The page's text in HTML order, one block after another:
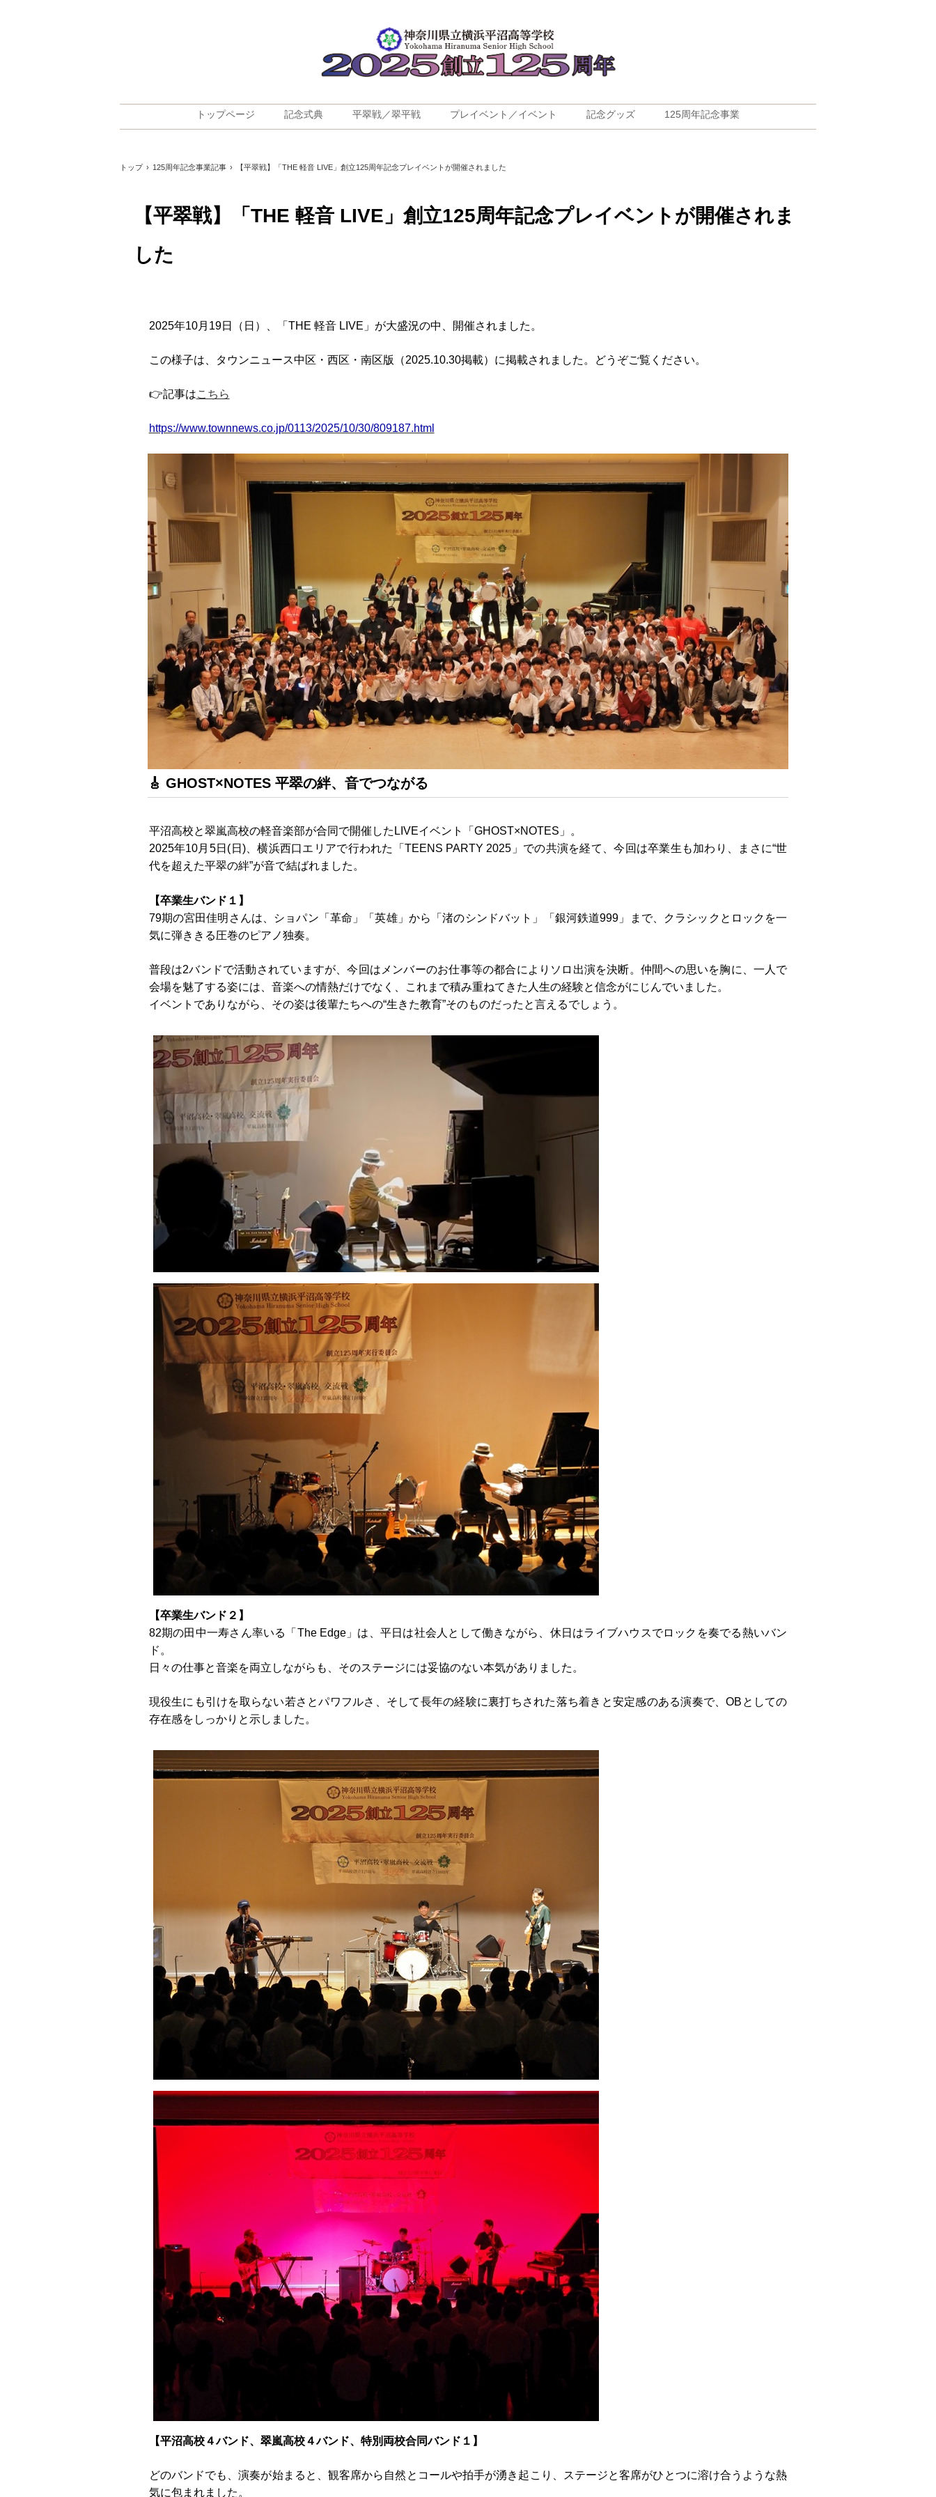
トップページ 記念式典 平翠戦／翠平戦 プレイベント／イベント 記念グッズ 125周年記念事業
トップ › 125周年記念事業記事 › 【平翠戦】「THE 軽音 LIVE」創立125周年記念プレイベントが開催されました
【平翠戦】「THE 軽音 LIVE」創立125周年記念プレイベントが開催されま
した
2025年10月19日（日）、「THE 軽音 LIVE」が大盛況の中、開催されました。
この様子は、タウンニュース中区・西区・南区版（2025.10.30掲載）に掲載されました。どうぞご覧ください。
👉記事はこちら
https://www.townnews.co.jp/0113/2025/10/30/809187.html
🎸 GHOST×NOTES 平翠の絆、音でつながる
平沼高校と翠嵐高校の軽音楽部が合同で開催したLIVEイベント「GHOST×NOTES」。
2025年10月5日(日)、横浜西口エリアで行われた「TEENS PARTY 2025」での共演を経て、今回は卒業生も加わり、まさに“世
代を超えた平翠の絆”が音で結ばれました。
【卒業生バンド１】
79期の宮田佳明さんは、ショパン「革命」「英雄」から「渚のシンドバット」「銀河鉄道999」まで、クラシックとロックを一
気に弾ききる圧巻のピアノ独奏。
普段は2バンドで活動されていますが、今回はメンバーのお仕事等の都合によりソロ出演を決断。仲間への思いを胸に、一人で
会場を魅了する姿には、音楽への情熱だけでなく、これまで積み重ねてきた人生の経験と信念がにじんでいました。
イベントでありながら、その姿は後輩たちへの“生きた教育”そのものだったと言えるでしょう。
【卒業生バンド２】
82期の田中一寿さん率いる「The Edge」は、平日は社会人として働きながら、休日はライブハウスでロックを奏でる熱いバン
ド。
日々の仕事と音楽を両立しながらも、そのステージには妥協のない本気がありました。
現役生にも引けを取らない若さとパワフルさ、そして長年の経験に裏打ちされた落ち着きと安定感のある演奏で、OBとしての
存在感をしっかりと示しました。
【平沼高校４バンド、翠嵐高校４バンド、特別両校合同バンド１】
どのバンドでも、演奏が始まると、観客席から自然とコールや拍手が湧き起こり、ステージと客席がひとつに溶け合うような熱
気に包まれました。